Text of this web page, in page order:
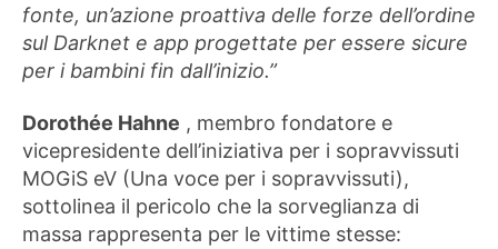
fonte, un’azione proattiva delle forze dell’ordine
sul Darknet e app progettate per essere sicure
per i bambini fin dall’inizio.”
Dorothée Hahne , membro fondatore e
vicepresidente dell’iniziativa per i sopravvissuti
MOGiS eV (Una voce per i sopravvissuti),
sottolinea il pericolo che la sorveglianza di
massa rappresenta per le vittime stesse: